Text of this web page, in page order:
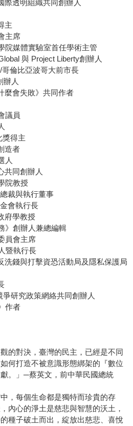
際透明組織共同創辦人
主
主席
院媒體實驗室首任學術主管
與 Project Liberty創辦人
哥倫比亞波哥大前市長
辦人
麼會失敗》共同作者
議員
獎得主
造者
人
共同創辦人
院教授
裁與執行董事
會執行長
府學教授
》創辦人兼總編輯
員會主席
暨執行長
洗錢與打擊資恐活動局及隱私保護局
爭研究政策網絡共同創辦人
作者
的對決，臺灣的民主，已經是不同
何打造不被意識形態綁架的『數位
。」─蔡英文，前中華民國總統
，每個生命都是獨特而珍貴的存
內心的淨土是慈悲與智慧的沃土，
種子破土而出，綻放出慈悲、喜悅